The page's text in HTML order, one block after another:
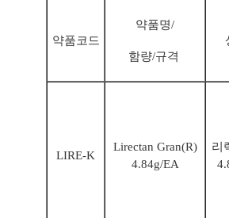
약품코드
약품명/
함량/규격
LIRE-K
Lirectan Gran(R)
4.84g/EA
리